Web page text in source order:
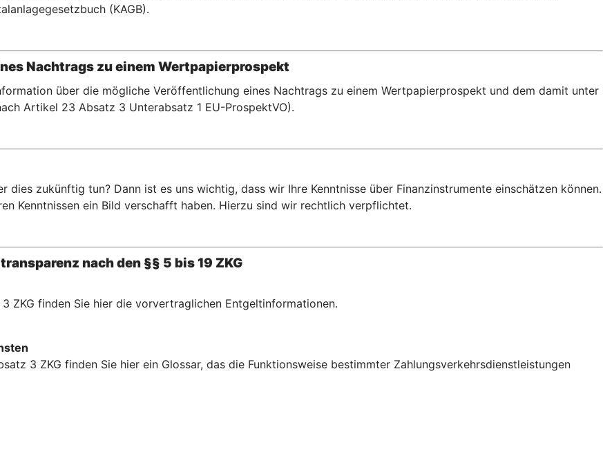
(KAGB).
Nachtrags zu einem Wertpapierprospekt
über die mögliche Veröffentlichung eines Nachtrags zu einem Wertpapierprospekt und dem damit unter
Artikel 23 Absatz 3 Unterabsatz 1 EU-ProspektVO).
zukünftig tun? Dann ist es uns wichtig, dass wir Ihre Kenntnisse über Finanzinstrumente einschätzen können.
Kenntnissen ein Bild verschafft haben. Hierzu sind wir rechtlich verpflichtet.
nach den §§ 5 bis 19 ZKG
ZKG finden Sie hier die vorvertraglichen Entgeltinformationen.
3 ZKG finden Sie hier ein Glossar, das die Funktionsweise bestimmter Zahlungsverkehrsdienstleistungen